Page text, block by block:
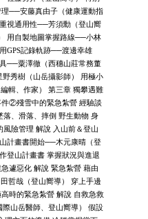
──安藤真由子（健康運動指
視通用性──芳須勳（登山嚮
用自製地圖掌握路線──小林
GPS記錄軌跡──渡邊幸雄
──粟澤徹（西穗山莊常務董
秀樹（山岳攝影師） 用極小
輯、作家） 第三章 獨攀遇難
②殘雪中的緊急紮營 經驗談
落、滑落、摔倒 野生動物 身
險管理 解說 入山前＆登山
計畫書開始──木元康晴（登
登山計畫書 掌握狀況與進退
遽惡化 解說 緊急紮營 藉由
哲哉（登山嚮導） 穿上手邊
時的緊急紮營 解說 自救急救
山岳醫師、登山嚮導） 假設